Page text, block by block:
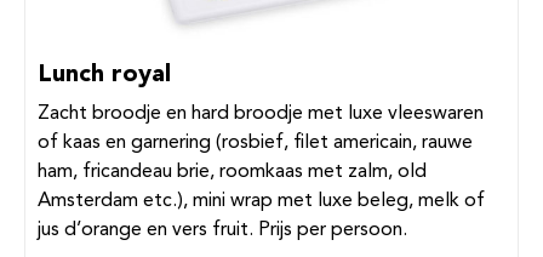
Lunch royal
Zacht broodje en hard broodje met luxe vleeswaren
of kaas en garnering (rosbief, filet americain, rauwe
ham, fricandeau brie, roomkaas met zalm, old
Amsterdam etc.), mini wrap met luxe beleg, melk of
jus d’orange en vers fruit. Prijs per persoon.